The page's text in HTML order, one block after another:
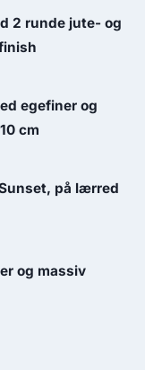
2 runde jute- og
egefiner og
cm
på lærred
og massiv